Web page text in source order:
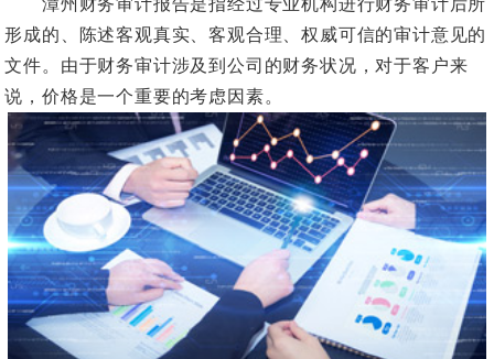
形成的、陈述客观真实、客观合理、权威可信的审计意见的
文件。由于财务审计涉及到公司的财务状况，对于客户来
说，价格是一个重要的考虑因素。